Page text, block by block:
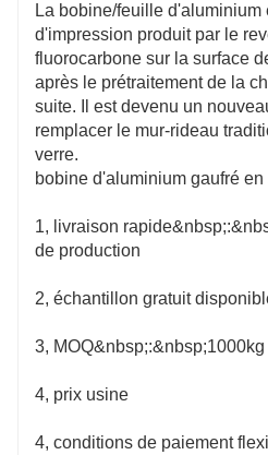
La bobine/feuille d'aluminium
d'impression produit par le
fluorocarbone sur la surface
après le prétraitement de la
suite. Il est devenu un
remplacer le mur-rideau
verre.
bobine d'aluminium gaufré en
1, livraison
de production
2, échantillon gratuit
3, MOQ&nbsp;:&nbsp;1000kg
4, prix usine
4, conditions de paiement